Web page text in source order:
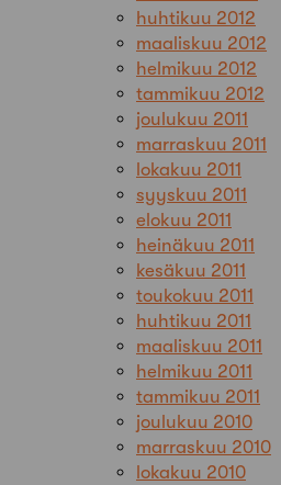
huhtikuu 2012
maaliskuu 2012
helmikuu 2012
tammikuu 2012
joulukuu 2011
marraskuu 2011
lokakuu 2011
syyskuu 2011
elokuu 2011
heinäkuu 2011
kesäkuu 2011
toukokuu 2011
huhtikuu 2011
maaliskuu 2011
helmikuu 2011
tammikuu 2011
joulukuu 2010
marraskuu 2010
lokakuu 2010